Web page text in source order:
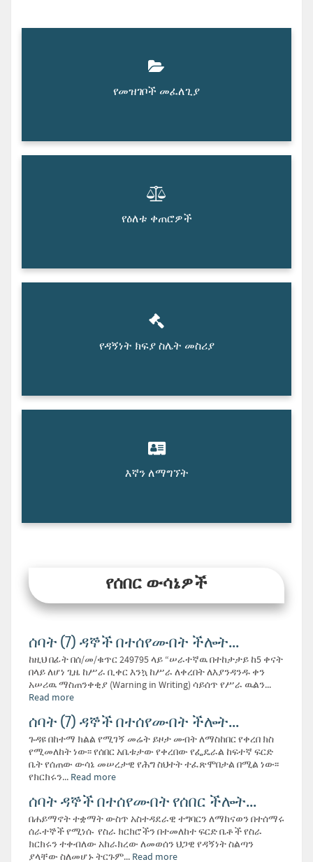
የመዝገቦች መፈለጊያ
የዕለቱ ቀጠሮዎች
የዳኝነት ክፍያ ስሌት መስሪያ
እኛን ለማግኘት
የሰበር ውሳኔዎች
ሰባት (7) ዳኞች በተሰየሙበት ችሎት...
ከዚህ በፊት በሰ/መ/ቁጥር 249795 ላይ “ሠራተኛዉ በተከታታይ ከ5 ቀናት
በላይ ለሆነ ጊዜ ከሥራ ቢቀር እንኳ ከሥራ ለቀረበት ለእያንዳንዱ ቀን
አሠሪዉ ማስጠንቀቂያ (Warning in Writing) ሳይሰጥ የሥራ ዉልን...
Read more
ሰባት (7) ዳኞች በተሰየሙበት ችሎት...
ጉዳዩ በከተማ ክልል የሚገኝ መሬት ይዞታ መብት ለማስከበር የቀረበ ክስ
የሚመለከት ነው፡፡ የሰበር አቤቱታው የቀረበው የፌዴራል ከፍተኛ ፍርድ
ቤት የሰጠው ውሳኔ መሠረታዊ የሕግ ስህተት ተፈጽሞበታል በሚል ነው፡፡
የክርክሩን... Read more
ሰባት ዳኞች በተሰየሙበት የሰበር ችሎት...
በሐይማኖት ተቋማት ውስጥ አስተዳደራዊ ተግባርን ለማከናወን በተሰማሩ
ሰራተኞች የሚነሱ የስራ ክርክሮችን በተመለከተ ፍርድ ቤቶች የስራ
ክርክሩን ተቀብለው አከራክረው ለመወሰን ህጋዊ የዳኝነት ስልጣን
ያላቸው ስለመሆኑ ትርጉም... Read more